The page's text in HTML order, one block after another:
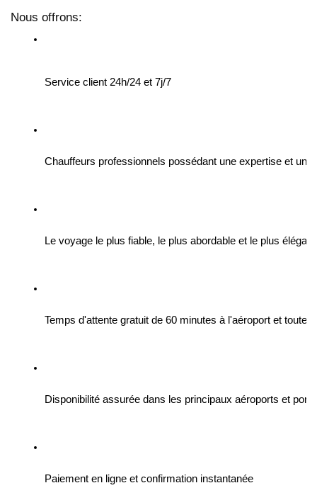
Nous offrons:
Service client 24h/24 et 7j/7
Chauffeurs professionnels possédant une expertise et
Le voyage le plus fiable, le plus abordable et le plus élégant
Temps d'attente gratuit de 60 minutes à l'aéroport et
Disponibilité assurée dans les principaux aéroports et
Paiement en ligne et confirmation instantanée